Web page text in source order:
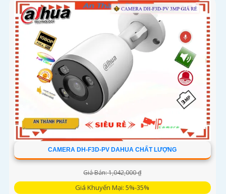
CAMERA DH-F3D-PV DAHUA CHẤT LƯỢNG
Giá Bán: 1,042,000 ₫
Giá Khuyến Mại: 5%-35%